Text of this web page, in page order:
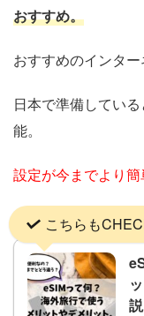
おすすめ。
おすすめのインター
日本で準備してい
能。
設定が今までより簡
こちらも
説